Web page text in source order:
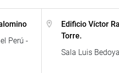
Perú -
Edificio Víctor
Torre.
Sala Luis